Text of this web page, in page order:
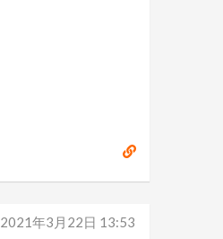
2021年3月22日 13:53